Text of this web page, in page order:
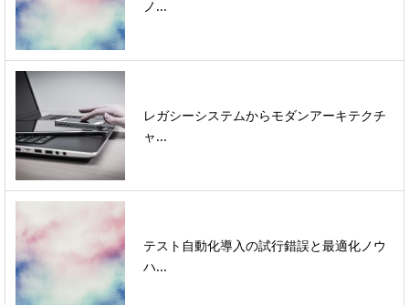
ノ...
レガシーシステムからモダンアーキテクチ
ャ...
テスト自動化導入の試行錯誤と最適化ノウ
ハ...